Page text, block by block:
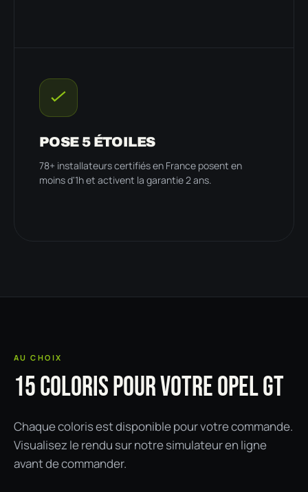
POSE 5 ÉTOILES
78+ installateurs certifiés en France posent en
moins d'1h et activent la garantie 2 ans.
AU CHOIX
15 COLORIS POUR VOTRE OPEL GT
Chaque coloris est disponible pour votre commande.
Visualisez le rendu sur notre simulateur en ligne
avant de commander.